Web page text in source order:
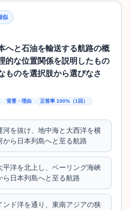
似
へと石油を輸送する航路の概
的な位置関係を説明したもの
ものを選択肢から選びなさ
背景・理由
正答率 100%（1回）
河を抜け、地中海と大西洋を横
から日本列島へと至る航路
平洋を北上し、ベーリング海峡
ら日本列島へと至る航路
ンド洋を通り、東南アジアの狭